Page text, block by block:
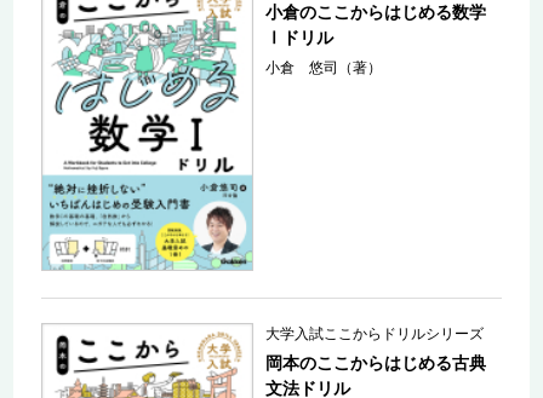
小倉のここからはじめる数学
Ⅰドリル
小倉 悠司（著）
大学入試ここからドリルシリーズ
岡本のここからはじめる古典
文法ドリル